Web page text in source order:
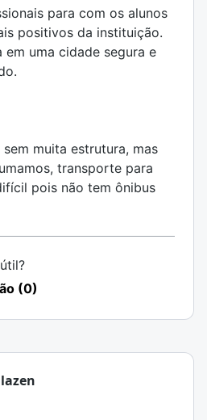
para com os alunos
positivos da instituição.
em uma cidade segura e
muita estrutura, mas
transporte para
pois não tem ônibus
(0)